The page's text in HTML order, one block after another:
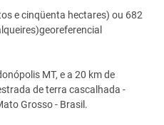
e cinqüenta hectares) ou 682
MT, e a 20 km de
de terra cascalhada -
Grosso - Brasil.